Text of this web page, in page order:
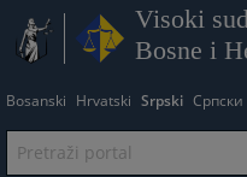
Visoki
Bosne i
Bosanski Hrvatski Srpski Српски